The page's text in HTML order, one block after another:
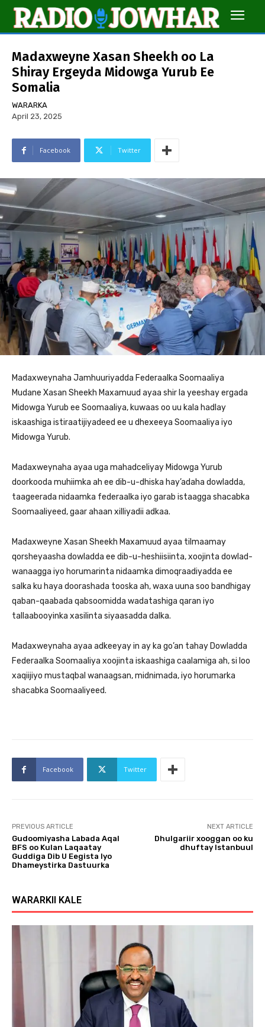
Madaxweyne Xasan Sheekh oo La
Shiray Ergeyda Midowga Yurub Ee
Somalia
WARARKA
April 23, 2025
Facebook Twitter
Madaxweynaha Jamhuuriyadda Federaalka Soomaaliya
Mudane Xasan Sheekh Maxamuud ayaa shir la yeeshay ergada
Midowga Yurub ee Soomaaliya, kuwaas oo uu kala hadlay
iskaashiga istiraatijiyadeed ee u dhexeeya Soomaaliya iyo
Midowga Yurub.
Madaxweynaha ayaa uga mahadceliyay Midowga Yurub
doorkooda muhiimka ah ee dib-u-dhiska hay’adaha dowladda,
taageerada nidaamka federaalka iyo garab istaagga shacabka
Soomaaliyeed, gaar ahaan xilliyadii adkaa.
Madaxweyne Xasan Sheekh Maxamuud ayaa tilmaamay
qorsheyaasha dowladda ee dib-u-heshiisiinta, xoojinta dowlad-
wanaagga iyo horumarinta nidaamka dimoqraadiyadda ee
salka ku haya doorashada tooska ah, waxa uuna soo bandhigay
qaban-qaabada qabsoomidda wadatashiga qaran iyo
tallaabooyinka xasilinta siyaasadda dalka.
Madaxweynaha ayaa adkeeyay in ay ka go’an tahay Dowladda
Federaalka Soomaaliya xoojinta iskaashiga caalamiga ah, si loo
xaqiijiyo mustaqbal wanaagsan, midnimada, iyo horumarka
shacabka Soomaaliyeed.
Facebook Twitter
PREVIOUS ARTICLE
Gudoomiyasha Labada Aqal
BFS oo Kulan Laqaatay
Guddiga Dib U Eegista Iyo
Dhameystirka Dastuurka
NEXT ARTICLE
Dhulgariir xooggan oo ku
dhuftay Istanbuul
WARARKII KALE